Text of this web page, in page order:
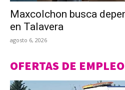
Maxcolchon busca
en Talavera
agosto 6, 2026
OFERTAS DE EMPLEO